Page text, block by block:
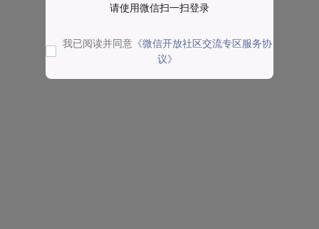
请使用微信扫一扫登录
我已阅读并同意 《微信开放社区交流专区服务协
议》